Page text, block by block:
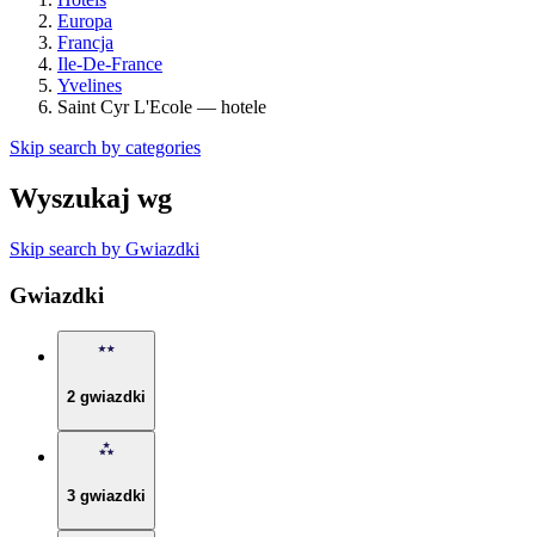
Europa
Francja
Ile-De-France
Yvelines
Saint Cyr L'Ecole — hotele
Skip search by categories
Wyszukaj wg
Skip search by Gwiazdki
Gwiazdki
2 gwiazdki
3 gwiazdki